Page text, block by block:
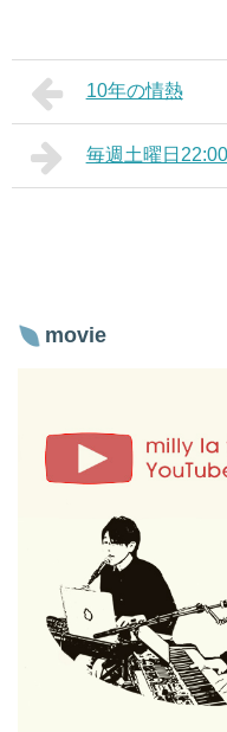
10年の情熱
毎週土曜日
movie